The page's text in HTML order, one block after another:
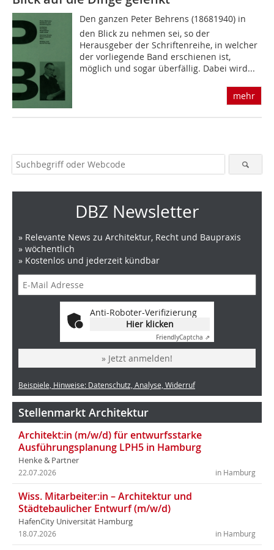
Den ganzen Peter Behrens (18681940) in
den Blick zu nehmen sei, so der
Herausgeber der Schriftenreihe, in welcher
der vorliegende Band erschienen ist,
möglich und sogar überfällig. Dabei wird...
mehr
DBZ Newsletter
» Relevante News zu Architektur, Recht und Baupraxis
» wöchentlich
» Kostenlos und jederzeit kündbar
Anti-Roboter-Verifizierung
Hier klicken
FriendlyCaptcha ⇗
» Jetzt anmelden!
Beispiele, Hinweise: Datenschutz, Analyse, Widerruf
Stellenmarkt Architektur
Architekt:in (m/w/d) für entwurfsstarke
Ausführungsplanung LPH5 in Hamburg
Henke & Partner
in Hamburg
22.07.2026
Wiss. Mitarbeiter:in – Architektur und
Städtebaulicher Entwurf (m/w/d)
HafenCity Universität Hamburg
in Hamburg
18.07.2026